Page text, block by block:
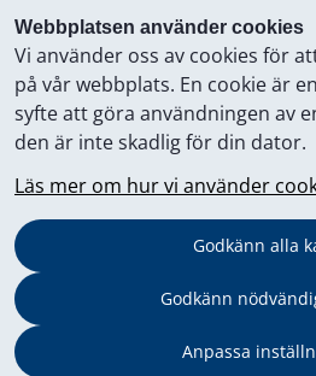
Webbplatsen använder cookies
Vi använder oss av cookies för
på vår webbplats. En cookie är
syfte att göra användningen av
den är inte skadlig för din dator.
Läs mer om hur vi använder
Godkänn alla
Godkänn
Anpassa